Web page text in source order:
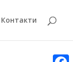
Контакти